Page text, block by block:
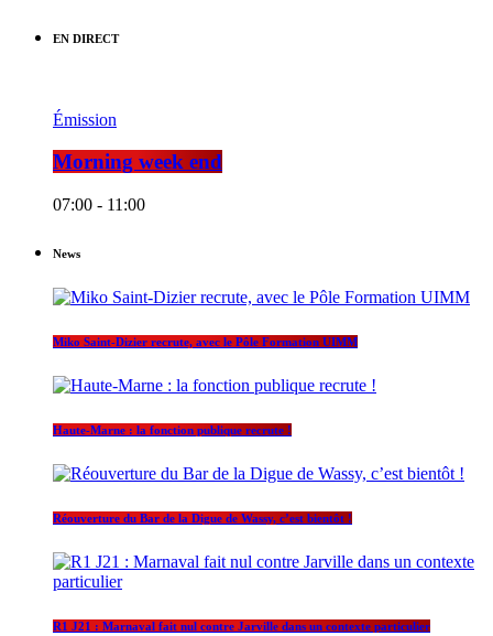
EN DIRECT
Émission
Morning week end
07:00 - 11:00
News
Miko Saint-Dizier recrute, avec le Pôle Formation UIMM
Haute-Marne : la fonction publique recrute !
Réouverture du Bar de la Digue de Wassy, c’est bientôt !
R1 J21 : Marnaval fait nul contre Jarville dans un contexte particulier